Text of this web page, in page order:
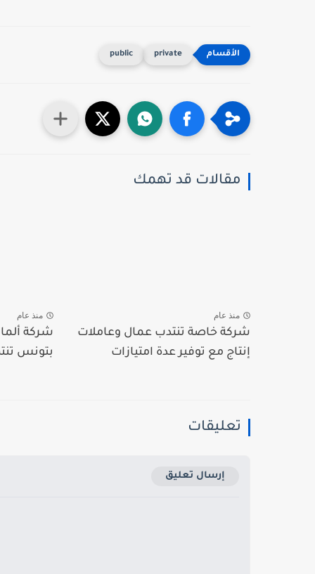
private
public
مقالات قد تهمك
منذ عام
شركة خاصة تنتدب عمال وعاملات
إنتاج مع توفير عدة امتيازات
منذ عام
شركة
بتونس
تعليقات
إرسال تعليق